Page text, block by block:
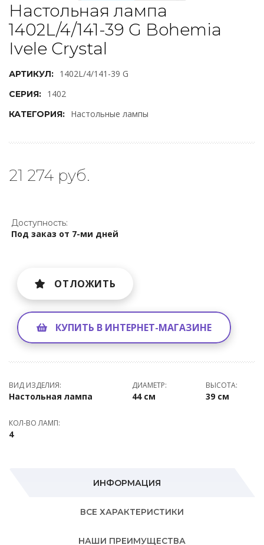
Настольная лампа
1402L/4/141-39 G Bohemia
Ivele Crystal
АРТИКУЛ: 1402L/4/141-39 G
СЕРИЯ: 1402
КАТЕГОРИЯ: Настольные лампы
21 274 руб.
Доступность:
Под заказ от 7-ми дней
ОТЛОЖИТЬ
КУПИТЬ В ИНТЕРНЕТ-МАГАЗИНЕ
ВИД ИЗДЕЛИЯ:
Настольная лампа
ДИАМЕТР:
44 см
ВЫСОТА:
39 см
КОЛ-ВО ЛАМП:
4
ИНФОРМАЦИЯ
ВСЕ ХАРАКТЕРИСТИКИ
НАШИ ПРЕИМУЩЕСТВА